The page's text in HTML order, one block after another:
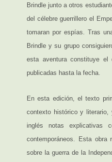
Brindle junto a otros
del célebre guerrillero el
tomaran por espías. Tras
Brindle y su grupo
esta aventura constituye
publicadas hasta la fecha.
En esta edición, el texto
contexto histórico y
inglés notas
contemporáneos. Esta obra
sobre la guerra de la